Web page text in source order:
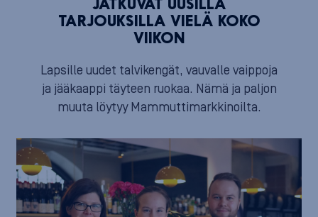
JATKUVAT UUSILLA
TARJOUKSILLA VIELÄ KOKO
VIIKON
Lapsille uudet talvikengät, vauvalle vaippoja
ja jääkaappi täyteen ruokaa. Nämä ja paljon
muuta löytyy Mammuttimarkkinoilta.